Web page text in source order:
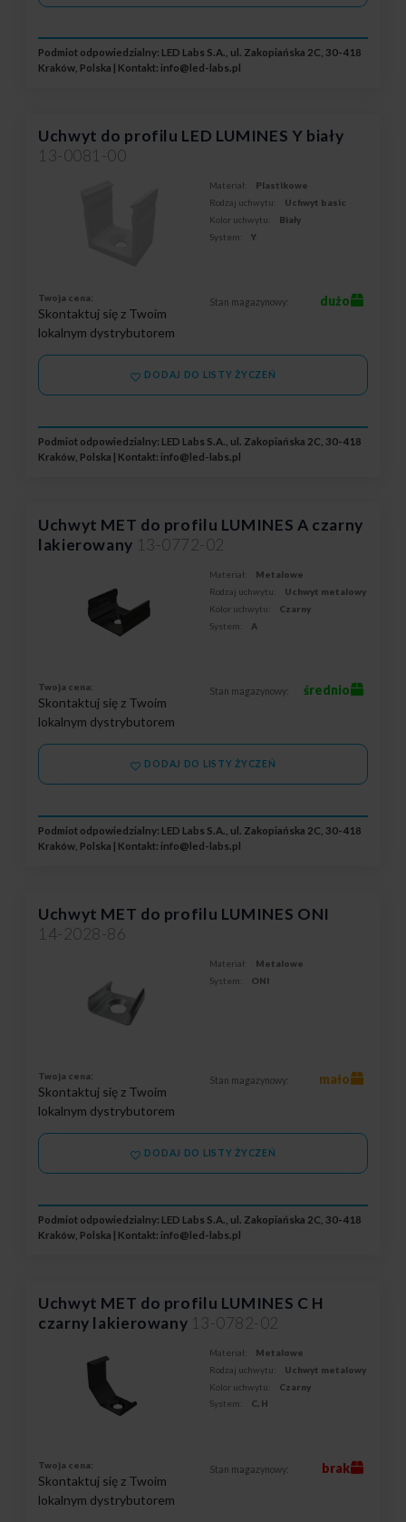
Podmiot odpowiedzialny: LED Labs S.A., ul. Zakopiańska 2C, 30-418
Kraków, Polska | Kontakt: info@led-labs.pl
Uchwyt do profilu LED LUMINES Y biały
13-0081-00
Materiał:
Plastikowe
Rodzaj uchwytu:
Uchwyt basic
Kolor uchwytu:
Biały
System:
Y
Twoja cena:
Skontaktuj się z Twoim
lokalnym dystrybutorem
Stan magazynowy: dużo
DODAJ DO LISTY ŻYCZEŃ
Podmiot odpowiedzialny: LED Labs S.A., ul. Zakopiańska 2C, 30-418
Kraków, Polska | Kontakt: info@led-labs.pl
Uchwyt MET do profilu LUMINES A czarny
lakierowany 13-0772-02
Materiał:
Metalowe
Rodzaj uchwytu:
Uchwyt metalowy
Kolor uchwytu:
Czarny
System:
A
Twoja cena:
Skontaktuj się z Twoim
lokalnym dystrybutorem
Stan magazynowy: średnio
DODAJ DO LISTY ŻYCZEŃ
Podmiot odpowiedzialny: LED Labs S.A., ul. Zakopiańska 2C, 30-418
Kraków, Polska | Kontakt: info@led-labs.pl
Uchwyt MET do profilu LUMINES ONI
14-2028-86
Materiał:
Metalowe
System:
ONI
Twoja cena:
Skontaktuj się z Twoim
lokalnym dystrybutorem
Stan magazynowy: mało
DODAJ DO LISTY ŻYCZEŃ
Podmiot odpowiedzialny: LED Labs S.A., ul. Zakopiańska 2C, 30-418
Kraków, Polska | Kontakt: info@led-labs.pl
Uchwyt MET do profilu LUMINES C H
czarny lakierowany 13-0782-02
Materiał:
Metalowe
Rodzaj uchwytu:
Uchwyt metalowy
Kolor uchwytu:
Czarny
System:
C, H
Twoja cena:
Skontaktuj się z Twoim
lokalnym dystrybutorem
Stan magazynowy: brak